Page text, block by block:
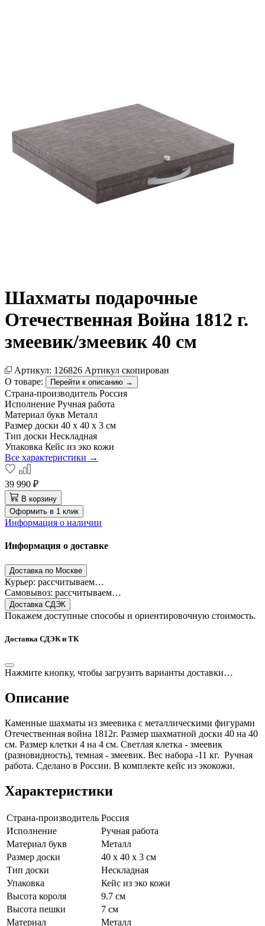
Шахматы подарочные
Отечественная Война 1812 г.
змеевик/змеевик 40 см
Артикул: 126826 Артикул скопирован
О товаре:
Перейти к описанию →
Страна-производитель Россия
Исполнение Ручная работа
Материал букв Металл
Размер доски 40 x 40 x 3 см
Тип доски Нескладная
Упаковка Кейс из эко кожи
Все характеристики →
39 990 ₽
В корзину
Оформить в 1 клик
Информация о наличии
Информация о доставке
Доставка по Москве
Курьер: рассчитываем…
Самовывоз: рассчитываем…
Доставка СДЭК
Покажем доступные способы и ориентировочную стоимость.
Доставка СДЭК и ТК
Нажмите кнопку, чтобы загрузить варианты доставки…
Описание
Каменные шахматы из змеевика с металлическими фигурами
Отечественная война 1812г. Размер шахматной доски 40 на 40
см. Размер клетки 4 на 4 см. Светлая клетка - змеевик
(разновидность), темная - змеевик. Вес набора -11 кг. Ручная
работа. Сделано в России. В комплекте кейс из экокожи.
Характеристики
Страна-производитель Россия
Исполнение
Ручная работа
Материал букв
Металл
Размер доски
40 x 40 x 3 см
Тип доски
Нескладная
Упаковка
Кейс из эко кожи
Высота короля
9.7 см
Высота пешки
7 см
Материал
Металл